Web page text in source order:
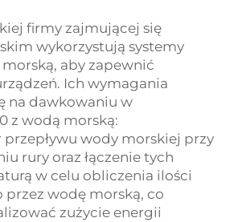
firmy zajmującej się
wykorzystują systemy
aby zapewnić
Ich wymagania
na dawkowaniu w
z wodą morską:
przepływu wody morskiej przy
rury oraz łączenie tych
w celu obliczenia ilości
przez wodę morską, co
zużycie energii